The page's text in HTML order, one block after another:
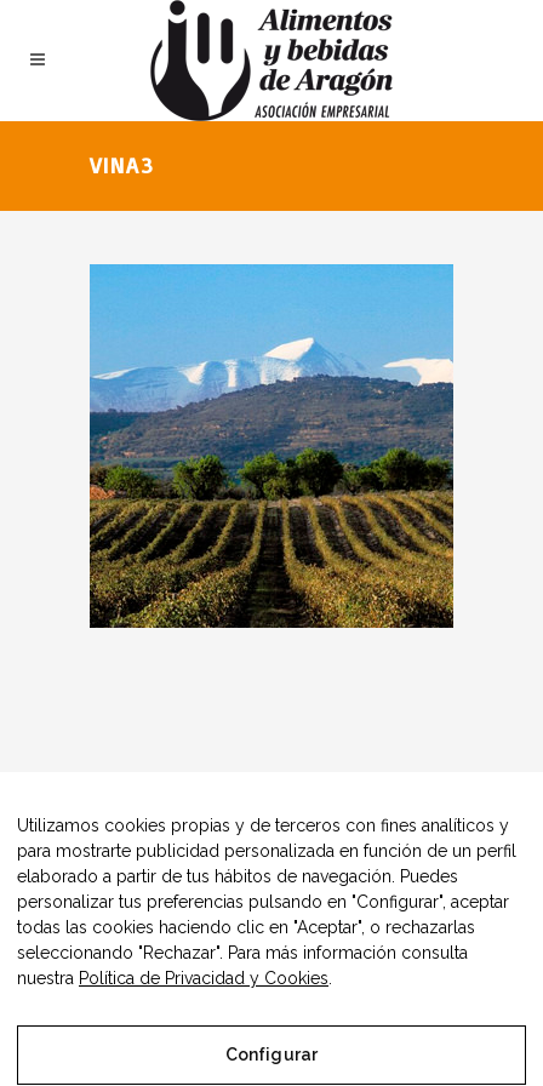
VINA3
© Copyright Alimentos Made in Aragón y AIAA
Utilizamos cookies propias y de terceros con fines analíticos y
para mostrarte publicidad personalizada en función de un perfil
elaborado a partir de tus hábitos de navegación. Puedes
personalizar tus preferencias pulsando en "Configurar", aceptar
todas las cookies haciendo clic en "Aceptar", o rechazarlas
seleccionando "Rechazar". Para más información consulta
nuestra Política de Privacidad y Cookies
Configurar